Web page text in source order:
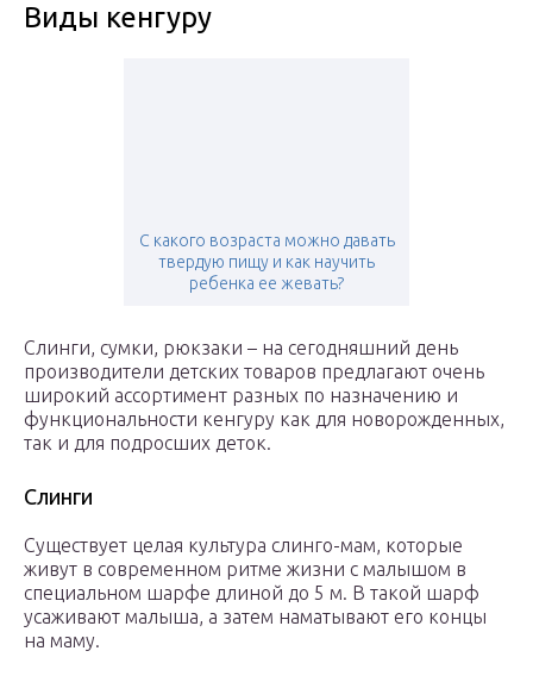
Виды кенгуру
С какого возраста можно давать
твердую пищу и как научить
ребенка ее жевать?
Слинги, сумки, рюкзаки – на сегодняшний день
производители детских товаров предлагают очень
широкий ассортимент разных по назначению и
функциональности кенгуру как для новорожденных,
так и для подросших деток.
Слинги
Существует целая культура слинго-мам, которые
живут в современном ритме жизни с малышом в
специальном шарфе длиной до 5 м. В такой шарф
усаживают малыша, а затем наматывают его концы
на маму.